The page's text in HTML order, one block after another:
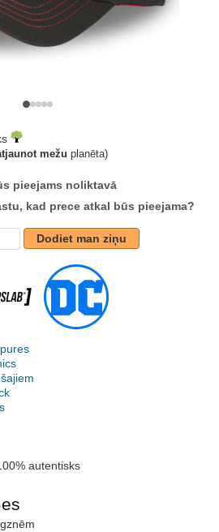
mežu planēta)
pieejams noliktavā
kad prece atkal būs pieejama?
Dodiet man ziņu
autentisks